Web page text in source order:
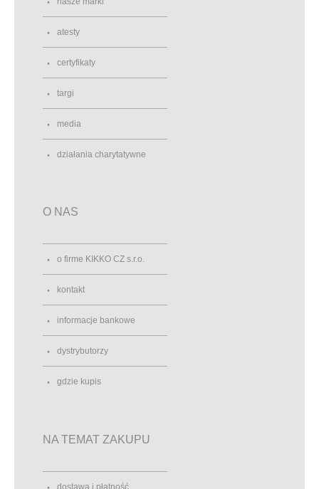
atesty
certyfikaty
targi
media
działania charytatywne
O NAS
o firme KIKKO CZ s.r.o.
kontakt
informacje bankowe
dystrybutorzy
gdzie kupis
NA TEMAT ZAKUPU
dostawa i płatność